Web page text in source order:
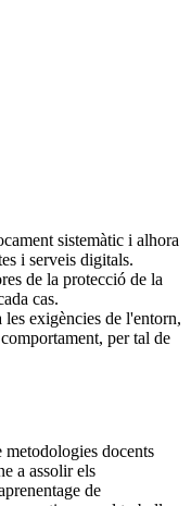
sistemàtic i alhora
i serveis digitals.
de la protecció de la
cas.
exigències de l'entorn,
per tal de
metodologies docents
a assolir els
de